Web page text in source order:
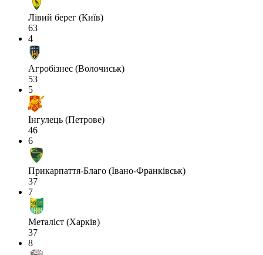
Лівий берег (Київ)
63
4
Агробізнес (Волочиськ)
53
5
Інгулець (Петрове)
46
6
Прикарпаття-Благо (Івано-Франківськ)
37
7
Металіст (Харків)
37
8